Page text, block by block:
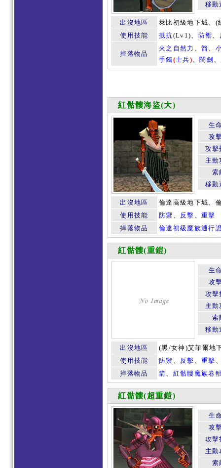
移動
出沒地區
萊比初級地下城、
使用技能
抵抗(Lv1)、 防禦、
掉落物品
火之自然力 、箭、
手鐲(士兵)、 闊劍 、
紅骷髏海盜(大)
生
攻
攻擊
主動
索
移動
出沒地區
倫達高級地下城、
使用技能
防禦 、 反擊 、重擊
掉落物品
倫達初級魔族通行
紅骷髏(重鎧)
生
攻
攻擊
主動
索
移動
出沒地區
(黑/女神)艾菲爾地
使用技能
防禦 、 反擊 、重擊
掉落物品
箭、 紅骷髏魔族卷
紅骷髏(超重鎧)
生
攻
攻擊
主動
索